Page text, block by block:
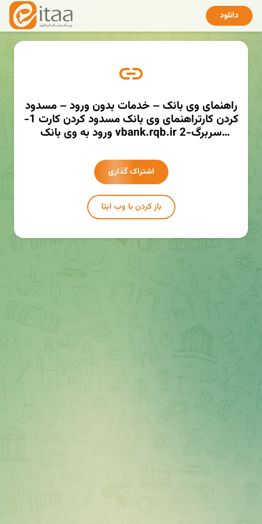
دانلود
راهنمای وی بانک – خدمات بدون ورود – مسدود
کردن کارتراهنمای وی بانک مسدود کردن کارت 1-
ورود به وی بانک vbank.rqb.ir 2-سربرگ
مشخصات کارت مورد نظر
http://mmaher.ir/vmkhttp://mmaher.ir/vmk
اشتراک گذاری
باز کردن با وب ایتا